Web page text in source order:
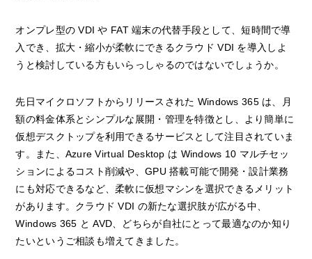
オンプレ型の VDI や FAT 端末の代替手段として、短時間で導
入でき、拡大・縮小が柔軟にできるクラウド VDI を導入しよ
うと検討している方もいらっしゃるのではないでしょうか。
先日マイクロソフトからリリースされた Windows 365 は、月
額の料金体系とシンプルな展開・管理を特徴とし、より簡単に
仮想デスクトップを利用できるサービスとして注目されていま
す。また、Azure Virtual Desktop は Windows 10 マルチセッ
ションによるコスト削減や、GPU 搭載可能で開発・設計業務
にも対応できるなど、柔軟に仮想マシンを選択できるメリット
があります。クラウド VDI の新たな選択肢が広がる中、
Windows 365 と AVD、どちらが自社にとって最適なのか知り
たいというご相談も増えてきました。